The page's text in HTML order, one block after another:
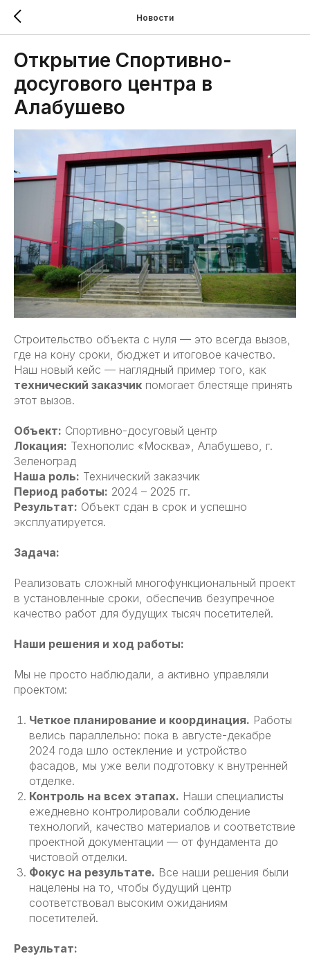
Новости
Открытие Спортивно-
досугового центра в
Алабушево
Строительство объекта с нуля — это всегда вызов,
где на кону сроки, бюджет и итоговое качество.
Наш новый кейс — наглядный пример того, как
технический заказчик помогает блестяще принять
этот вызов.
Объект: Спортивно-досуговый центр
Локация: Технополис «Москва», Алабушево, г.
Зеленоград
Наша роль: Технический заказчик
Период работы: 2024 – 2025 гг.
Результат: Объект сдан в срок и успешно
эксплуатируется.
Задача:
Реализовать сложный многофункциональный проект
в установленные сроки, обеспечив безупречное
качество работ для будущих тысяч посетителей.
Наши решения и ход работы:
Мы не просто наблюдали, а активно управляли
проектом:
Четкое планирование и координация. Работы
велись параллельно: пока в августе-декабре
2024 года шло остекление и устройство
фасадов, мы уже вели подготовку к внутренней
отделке.
Контроль на всех этапах. Наши специалисты
ежедневно контролировали соблюдение
технологий, качество материалов и соответствие
проектной документации — от фундамента до
чистовой отделки.
Фокус на результате. Все наши решения были
нацелены на то, чтобы будущий центр
соответствовал высоким ожиданиям
посетителей.
Результат: